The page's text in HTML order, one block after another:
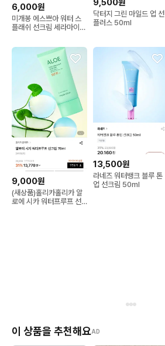
6,000원
미개봉 에스쁘아 워터 스
플래쉬 선크림 세라마이드
9,500원
닥터지 그린 마일드 업 선
플러스 50ml
9,000원
(새상품)홀리카홀리카 알
로에 시카 워터프루프 선
13,500원
라네즈 워터뱅크 블루 톤
업 선크림 50ml
이 상품을 추천해요AD